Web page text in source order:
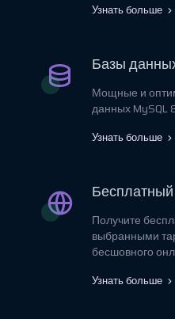
Узнать больше
Базы
Мощные и
данных MySQL
Узнать больше
Получите
выбранными
бесшовного
Узнать больше